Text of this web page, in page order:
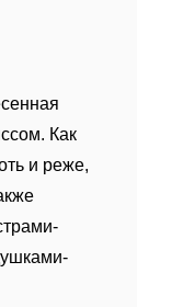
Как
и реже,